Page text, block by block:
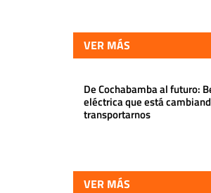
VER MÁS
De Cochabamba al futuro:
eléctrica que está
transportarnos
VER MÁS